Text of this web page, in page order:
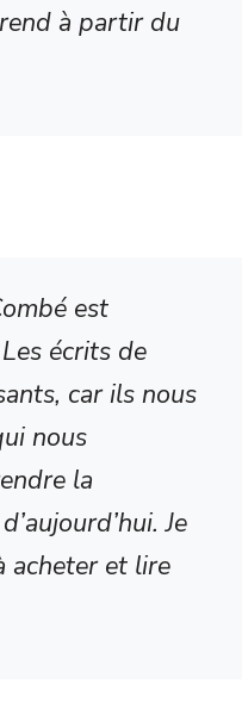
à partir du
est
écrits de
car ils nous
nous
la
Je
acheter et lire